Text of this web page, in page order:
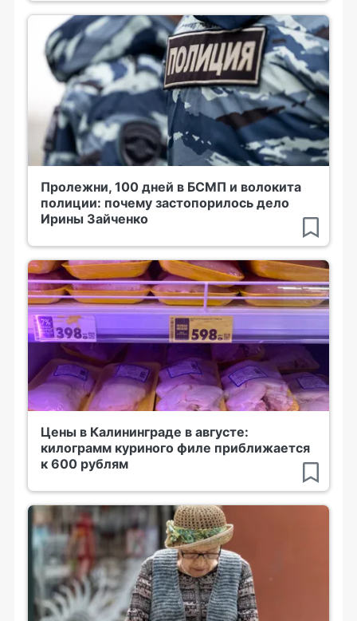
Пролежни, 100 дней в БСМП и волокита
полиции: почему застопорилось дело
Ирины Зайченко
Цены в Калининграде в августе:
килограмм куриного филе приближается
к 600 рублям